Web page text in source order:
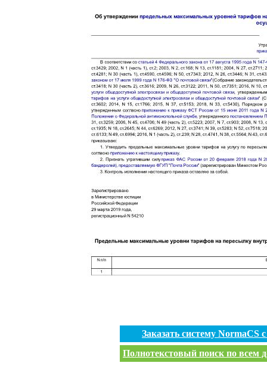
Заказать систему
Полнотекстовый поиск по всем